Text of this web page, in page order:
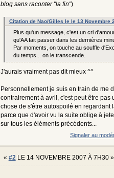
blog sans raconter "la fin")
Citation de Nao/Gilles le le 13 Novembre
Plus qu'un message, c'est un cri
qu'AA fait passer dans les dernières
Par moments, on touche au souffle
du temps... on le transcende.
J'aurais vraiment pas dit mieux ^^
Personnellement je suis en train de me
contrairement à avril, c'est peut être pas
chose de s'être autospoilé en regardant
parce que d'avoir vu la suite oblige à
sur tous les éléments précédents...
Signaler au
« #2LE 14 NOVEMBRE 2007 À 7H30 »